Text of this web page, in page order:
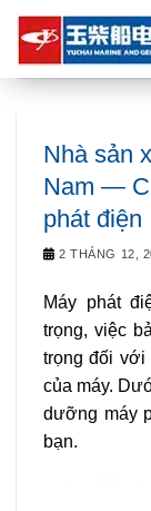
Skip
content
Nhà sản
Nam —
phát điện
2 THÁNG 12,
Máy phát
trọng, việc
trọng đối với
của máy.
dưỡng máy
bạn.